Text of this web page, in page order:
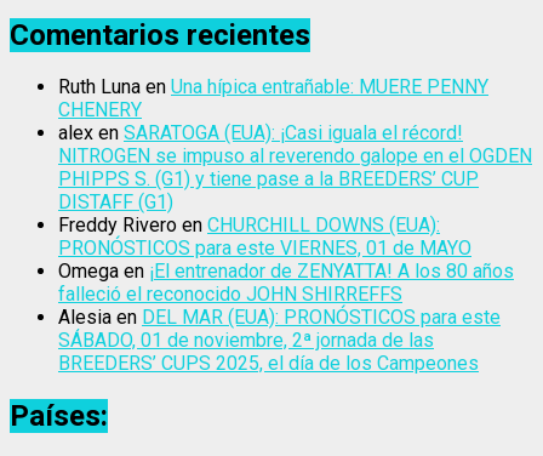
Comentarios recientes
Ruth Luna en Una hípica entrañable: MUERE PENNY
CHENERY
alex en SARATOGA (EUA): ¡Casi iguala el récord!
NITROGEN se impuso al reverendo galope en el OGDEN
PHIPPS S. (G1) y tiene pase a la BREEDERS’ CUP
DISTAFF (G1)
Freddy Rivero en CHURCHILL DOWNS (EUA):
PRONÓSTICOS para este VIERNES, 01 de MAYO
Omega en ¡El entrenador de ZENYATTA! A los 80 años
falleció el reconocido JOHN SHIRREFFS
Alesia en DEL MAR (EUA): PRONÓSTICOS para este
SÁBADO, 01 de noviembre, 2ª jornada de las
BREEDERS’ CUPS 2025, el día de los Campeones
Países: